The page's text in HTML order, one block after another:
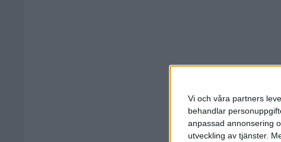
Vi och våra partners
behandlar
anpassad annonsering
utveckling av tjänster.